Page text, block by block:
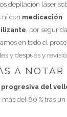
depilación láser
ni con medicación
, por
en todo el
y después y
A NOTAR
progresiva del
más del 80 % tras